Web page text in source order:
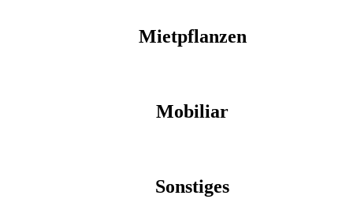
Mietpflanzen
Mobiliar
Sonstiges